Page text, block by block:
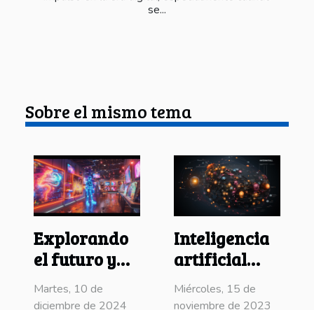
se...
Sobre el mismo tema
Explorando
el futuro y
las
tendencias
Martes, 10 de
diciembre de 2024
Inteligencia
artificial
simplificada
Miércoles, 15 de
noviembre de 2023